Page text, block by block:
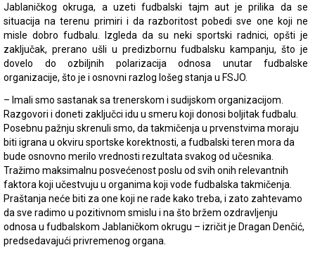
Jablaničkog okruga, a uzeti fudbalski tajm aut je prilika da se
situacija na terenu primiri i da razboritost pobedi sve one koji ne
misle dobro fudbalu. Izgleda da su neki sportski radnici, opšti je
zaključak, prerano ušli u predizbornu fudbalsku kampanju, što je
dovelo do ozbiljnih polarizacija odnosa unutar fudbalske
organizacije, što je i osnovni razlog lošeg stanja u FSJO.
– Imali smo sastanak sa trenerskom i sudijskom organizacijom.
Razgovori i doneti zaključci idu u smeru koji donosi boljitak fudbalu.
Posebnu pažnju skrenuli smo, da takmičenja u prvenstvima moraju
biti igrana u okviru sportske korektnosti, a fudbalski teren mora da
bude osnovno merilo vrednosti rezultata svakog od učesnika.
Tražimo maksimalnu posvećenost poslu od svih onih relevantnih
faktora koji učestvuju u organima koji vode fudbalska takmičenja.
Praštanja neće biti za one koji ne rade kako treba, i zato zahtevamo
da sve radimo u pozitivnom smislu i na što bržem ozdravljenju
odnosa u fudbalskom Jablaničkom okrugu – izričit je Dragan Denčić,
predsedavajući privremenog organa.